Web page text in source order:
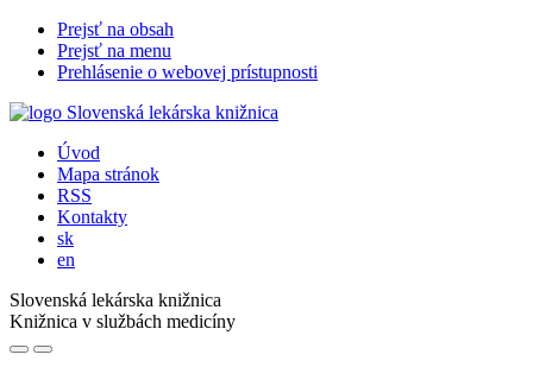
Prejsť na obsah
Prejsť na menu
Prehlásenie o webovej prístupnosti
Úvod
Mapa stránok
RSS
Kontakty
sk
en
Slovenská lekárska knižnica
Knižnica v službách medicíny